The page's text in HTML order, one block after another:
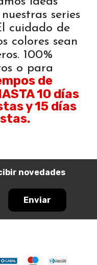
series
cuidado de
colores sean
100%
o para
de
10 días
y 15 días
novedades
Enviar